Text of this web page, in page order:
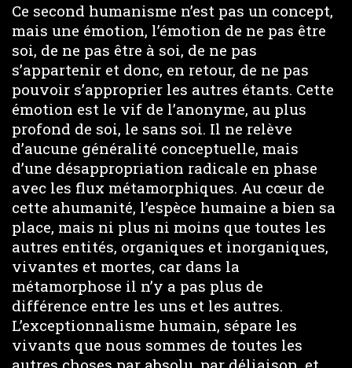
Ce second humanisme n’est pas un concept,
mais une émotion, l’émotion de ne pas être
soi, de ne pas être à soi, de ne pas
s’appartenir et donc, en retour, de ne pas
pouvoir s’approprier les autres étants. Cette
émotion est le vif de l’anonyme, au plus
profond de soi, le sans soi. Il ne relève
d’aucune généralité conceptuelle, mais
d’une désappropriation radicale en phase
avec les flux métamorphiques. Au cœur de
cette ahumanité, l’espèce humaine a bien sa
place, mais ni plus ni moins que toutes les
autres entités, organiques et inorganiques,
vivantes et mortes, car dans la
métamorphose il n’y a pas plus de
différence entre les uns et les autres.
L’exceptionnalisme humain, sépare les
vivants que nous sommes de toutes les